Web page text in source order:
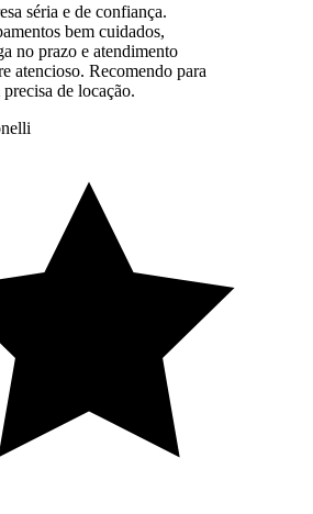
séria e de confiança.
bem cuidados,
no prazo e atendimento
atencioso. Recomendo para
de locação.